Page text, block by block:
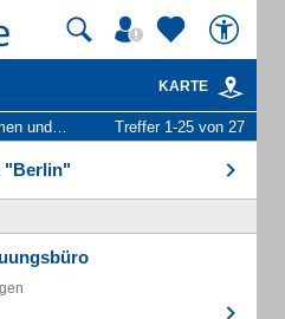
KARTE
Personen Treffer 1-25 von 27
"Berlin"